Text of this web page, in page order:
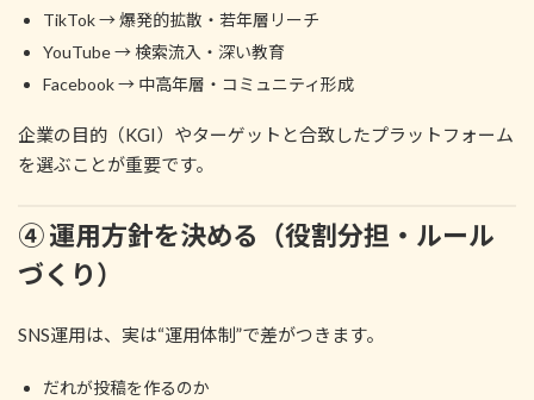
TikTok → 爆発的拡散・若年層リーチ
YouTube → 検索流入・深い教育
Facebook → 中高年層・コミュニティ形成
企業の目的（KGI）やターゲットと合致したプラットフォーム
を選ぶことが重要です。
④ 運用方針を決める（役割分担・ルール
づくり）
SNS運用は、実は“運用体制”で差がつきます。
だれが投稿を作るのか